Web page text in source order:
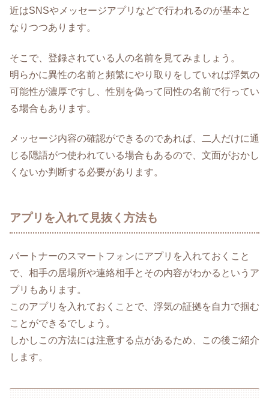
近はSNSやメッセージアプリなどで行われるのが基本と
なりつつあります。
そこで、登録されている人の名前を見てみましょう。
明らかに異性の名前と頻繁にやり取りをしていれば浮気の
可能性が濃厚ですし、性別を偽って同性の名前で行ってい
る場合もあります。
メッセージ内容の確認ができるのであれば、二人だけに通
じる隠語がつ使われている場合もあるので、文面がおかし
くないか判断する必要があります。
アプリを入れて見抜く方法も
パートナーのスマートフォンにアプリを入れておくこと
で、相手の居場所や連絡相手とその内容がわかるというア
プリもあります。
このアプリを入れておくことで、浮気の証拠を自力で掴む
ことができるでしょう。
しかしこの方法には注意する点があるため、この後ご紹介
します。